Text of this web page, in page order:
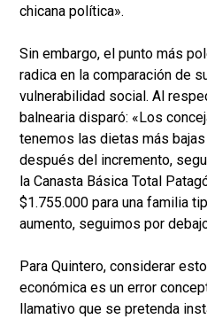
chicana política».
Sin embargo, el punto más
radica en la comparación de
vulnerabilidad social. Al
balnearia disparó: «Los
tenemos las dietas más
después del incremento,
la Canasta Básica Total
$1.755.000 para una familia
aumento, seguimos por
Para Quintero, considerar
económica es un error
llamativo que se pretenda